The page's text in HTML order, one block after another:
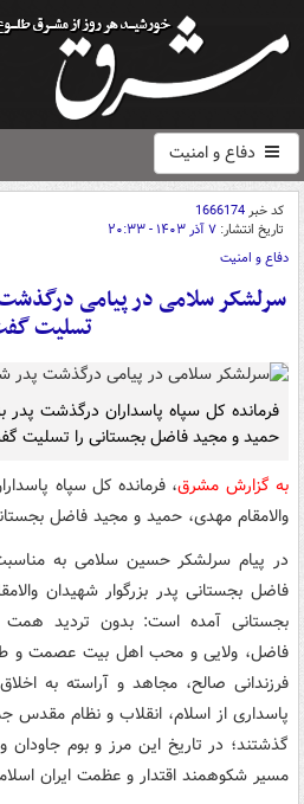
دفاع و امنیت
کد خبر1666174
تاریخ انتشار: ۷ آذر ۱۴۰۳ - ۲۰:۳۳
دفاع و امنیت
سرلشکر سلامی در پیامی
تسلیت
فرمانده کل سپاه پاسداران درگذشت پدر
حمید و مجید فاضل بجستانی را تسلیت
به گزارش مشرق، فرمانده کل سپاه
والامقام مهدی، حمید و مجید فاضل
در پیام سرلشکر حسین سلامی به
فاضل بجستانی پدر بزرگوار شهیدان
بجستانی آمده است: بدون تردید همت
فاضل، ولایی و محب اهل بیت عصمت و
فرزندانی صالح، مجاهد و آراسته به
پاسداری از اسلام، انقلاب و نظام مقدس
گذشتند؛ در تاریخ این مرز و بوم جاودان
مسیر شکوهمند اقتدار و عظمت ایران